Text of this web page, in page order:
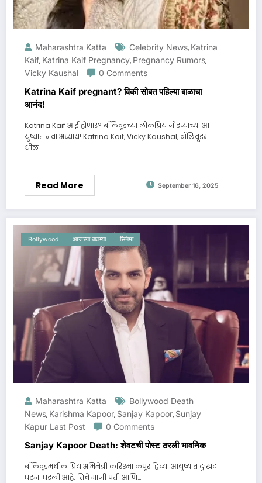
Maharashtra Katta Celebrity News, Katrina
Kaif, Katrina Kaif Pregnancy, Pregnancy Rumors,
Vicky Kaushal
0 Comments
Katrina Kaif pregnant? विकी सोबत पहिल्या बाळाचा
आनंद!
Katrina Kaif आई होणार? बॉलिवूडच्या लोकप्रिय जोडप्याच्या आ
युष्यात नवा अध्याय! Katrina Kaif, Vicky Kaushal, बॉलिवूडम
धील…
Read More September 16, 2025
Bollywood आजच्या बातम्या सिनेमा
Maharashtra Katta
Bollywood Death
News, Karishma Kapoor, Sanjay Kapoor, Sunjay
Kapur Last Post
0 Comments
Sanjay Kapoor Death: शेवटची पोस्ट ठरली भावनिक
बॉलिवूडमधील प्रिय अभिनेत्री करिश्मा कपूर हिच्या आयुष्यात दुःखद
घटना घडली आहे. तिचे माजी पती आणि…